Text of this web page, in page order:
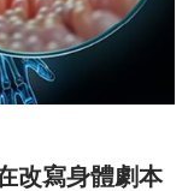
慣正在改寫身體劇本